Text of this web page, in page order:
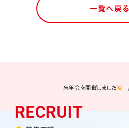
一覧へ戻る
忘年会を開催しました